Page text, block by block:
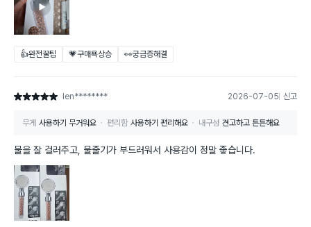
👍완전꿀팁 💗구매욕상승 👀궁금증해결
별점 5점 len******** 2026-07-05 신고
무게 사용하기 무거워요 편리함 사용하기 편리해요 내구성 견고하고 튼튼해요
물을 잘 걸러주고, 물줄기가 부드러워서 사용감이 정말 좋습니다.